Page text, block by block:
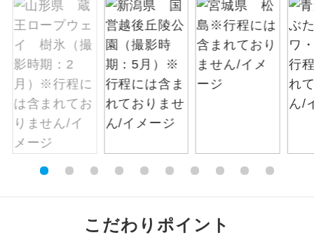
こだわりポイント
温泉 温泉地にも宿泊するコースです。
露天風呂
ご宿泊ホテルに露天風呂が付いていま
す。
大浴場
く）
だけます。